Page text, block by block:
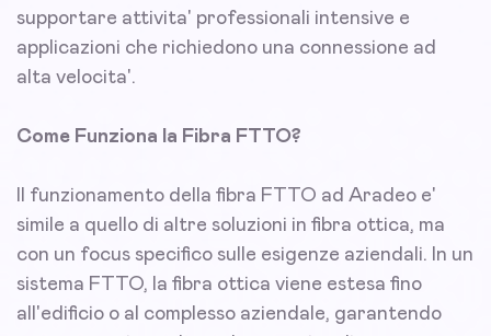
supportare attivita' professionali intensive e
applicazioni che richiedono una connessione ad
alta velocita'.
Come Funziona la Fibra FTTO?
Il funzionamento della fibra FTTO ad Aradeo e'
simile a quello di altre soluzioni in fibra ottica, ma
con un focus specifico sulle esigenze aziendali. In un
sistema FTTO, la fibra ottica viene estesa fino
all'edificio o al complesso aziendale, garantendo